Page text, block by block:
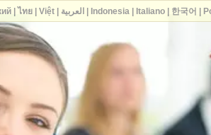
| ไทย| Việt| العربية Indonesia| Italiano| 한국어